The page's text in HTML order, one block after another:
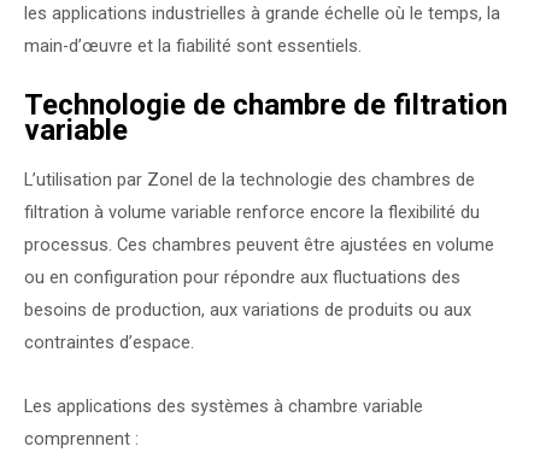
les applications industrielles à grande échelle où le temps, la
main-d’œuvre et la fiabilité sont essentiels.
Technologie de chambre de filtration
variable
L’utilisation par Zonel de la technologie des chambres de
filtration à volume variable renforce encore la flexibilité du
processus. Ces chambres peuvent être ajustées en volume
ou en configuration pour répondre aux fluctuations des
besoins de production, aux variations de produits ou aux
contraintes d’espace.
Les applications des systèmes à chambre variable
comprennent :